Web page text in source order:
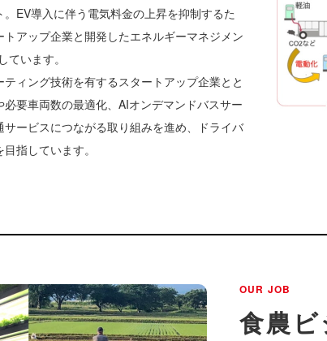
EV導入に伴う電気料金の上昇を抑制するた
アップ企業と開発したエネルギーマネジメン
ています。
ィング技術を有するスタートアップ企業とと
要車両数の最適化、AIオンデマンドバスサー
ービスにつながる取り組みを進め、ドライバ
指しています。
OUR JOB
食農